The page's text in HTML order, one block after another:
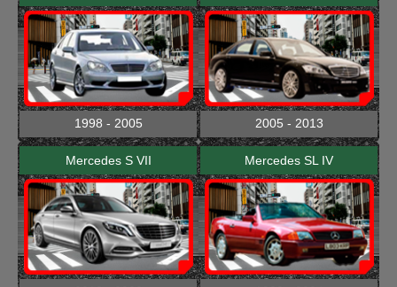
1998 - 2005 2005 - 2013
Mercedes S VII Mercedes SL IV